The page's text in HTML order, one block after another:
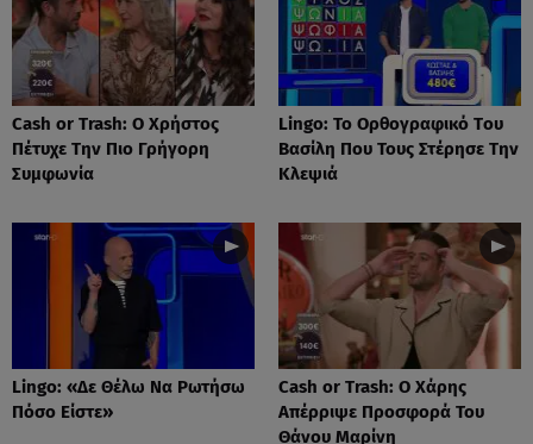
Cash or Trash: Ο Χρήστος
Πέτυχε Την Πιο Γρήγορη
Συμφωνία
Lingo: Το Oρθογραφικό Tου
Βασίλη Που Τους Στέρησε Την
Κλεψιά
Lingo: «Δε Θέλω Να Ρωτήσω
Πόσο Είστε»
Cash or Trash: Ο Χάρης
Απέρριψε Προσφορά Του
Θάνου Μαρίνη